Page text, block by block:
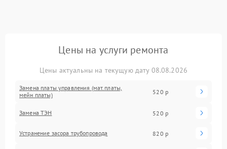
Цены на услуги ремонта
Цены актуальны на текущую дату 08.08.2026
Замена платы управления (мат.платы,
мейн платы)
520 р
Замена ТЭН 520 р
Устранение засора трубопровода 820 р